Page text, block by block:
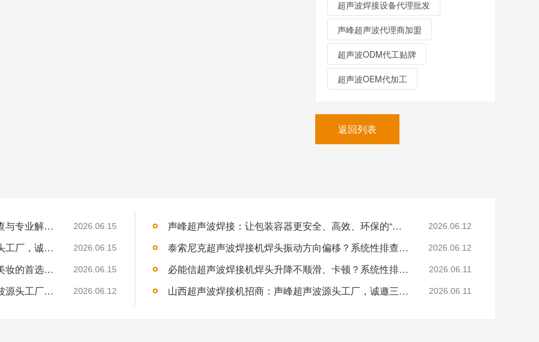
超声波焊接设备代理批发
声峰超声波代理商加盟
超声波ODM代工贴牌
超声波OEM代加工
返回列表
杜肯超声波焊接机冷却系统故障？系统性排查与专业解决方案 2026.06.15
吉林超声波焊接机代理招募：声峰超声波源头工厂，诚邀吉林合伙人 2026.06.15
声峰超声波焊接化妆品瓶盖：为何成为高端美妆的首选技术？ 2026.06.15
内蒙古超声波焊接机经销商招募：声峰超声波源头工厂，诚邀草原合伙人 2026.06.12
声峰超声波焊接：让包装容器更安全、高效、环保的“隐形黑科技” 2026.06.12
泰索尼克超声波焊接机焊头振动方向偏移？系统性排查与专业解决方案 2026.06.12
必能信超声波焊接机焊头升降不顺滑、卡顿？系统性排查与专业解决方案 2026.06.11
山西超声波焊接机招商：声峰超声波源头工厂，诚邀三晋合伙人共拓市场 2026.06.11